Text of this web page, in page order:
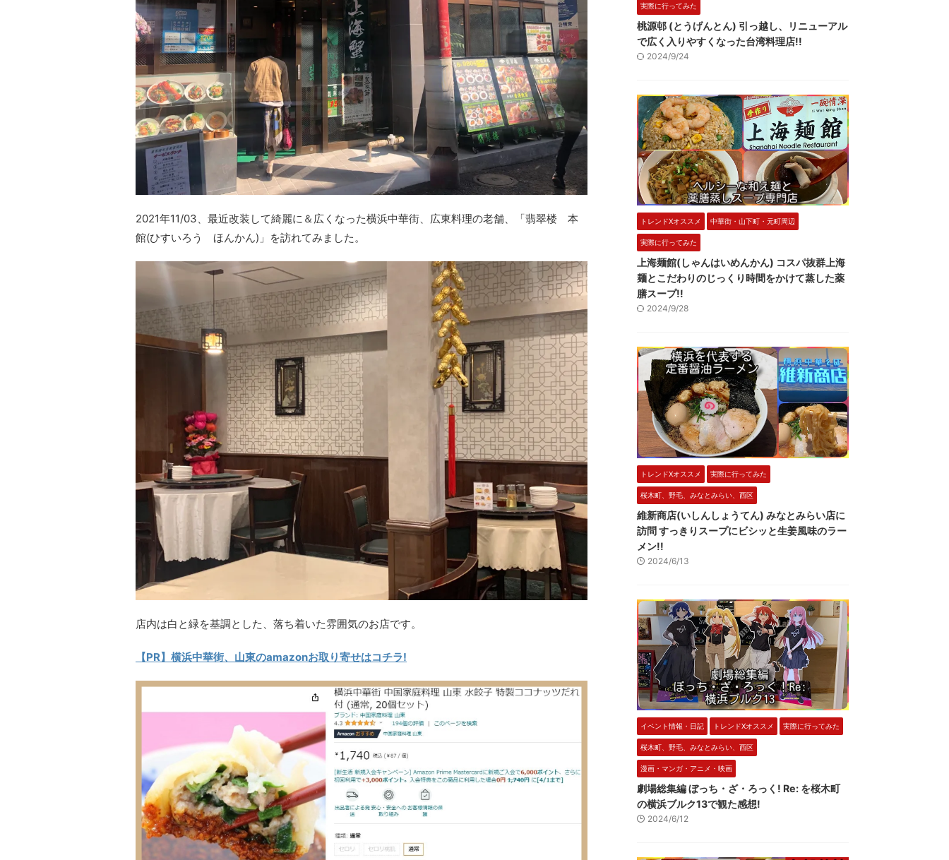
2021年11/03、最近改装して綺麗に＆広くなった横浜中華街、広東料理の老舗、「翡翠楼 本
館(ひすいろう ほんかん)」を訪れてみました。
店内は白と緑を基調とした、落ち着いた雰囲気のお店です。
【PR】横浜中華街、山東のamazonお取り寄せはコチラ!
実際に行ってみた
桃源邨 (とうげんとん) 引っ越し、リニューアル
で広く入りやすくなった台湾料理店!!
2024/9/24
トレンドXオススメ 中華街・山下町・元町周辺
実際に行ってみた
上海麺館(しゃんはいめんかん) コスパ抜群上海
麺とこだわりのじっくり時間をかけて蒸した薬
膳スープ!!
2024/9/28
トレンドXオススメ 実際に行ってみた
桜木町、野毛、みなとみらい、西区
維新商店(いしんしょうてん) みなとみらい店に
訪問 すっきりスープにビシッと生姜風味のラー
メン!!
2024/6/13
イベント情報・日記 トレンドXオススメ 実際に行ってみた
桜木町、野毛、みなとみらい、西区
漫画・マンガ・アニメ・映画
劇場総集編 ぼっち・ざ・ろっく! Re: を桜木町
の横浜ブルク13で観た感想!
2024/6/12